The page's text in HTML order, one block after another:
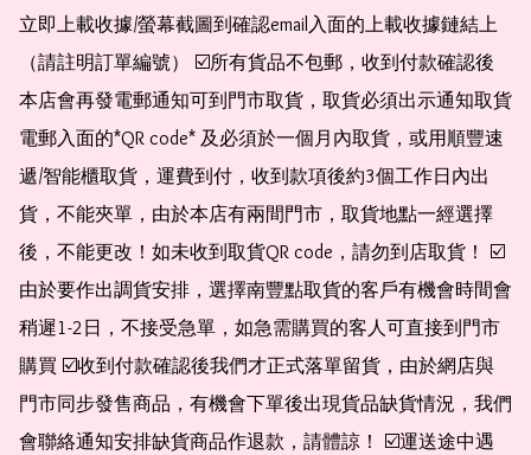
立即上載收據/螢幕截圖到確認email入面的上載收據鏈結上
（請註明訂單編號） ☑️所有貨品不包郵，收到付款確認後
本店會再發電郵通知可到門市取貨，取貨必須出示通知取貨
電郵入面的*QR code* 及必須於一個月內取貨，或用順豐速
遞/智能櫃取貨，運費到付，收到款項後約3個工作日內出
貨，不能夾單，由於本店有兩間門市，取貨地點一經選擇
後，不能更改！如未收到取貨QR code，請勿到店取貨！ ☑️
由於要作出調貨安排，選擇南豐點取貨的客戶有機會時間會
稍遲1-2日，不接受急單，如急需購買的客人可直接到門市
購買 ☑️收到付款確認後我們才正式落單留貨，由於網店與
門市同步發售商品，有機會下單後出現貨品缺貨情況，我們
會聯絡通知安排缺貨商品作退款，請體諒！ ☑️運送途中遇